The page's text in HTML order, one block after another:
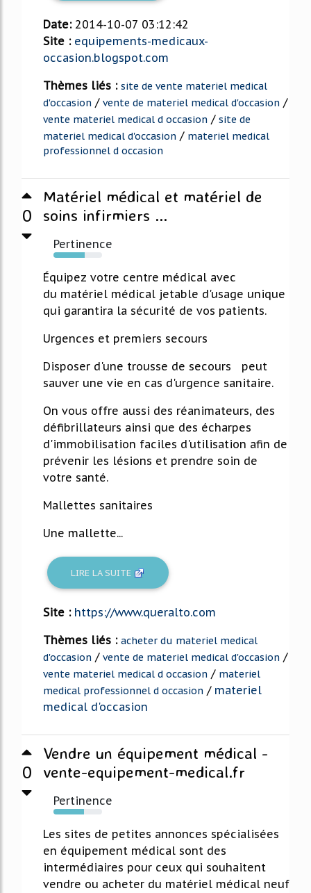
Date: 2014-10-07 03:12:42
Site : equipements-medicaux-
occasion.blogspot.com
Thèmes liés : site de vente materiel medical
d'occasion / vente de materiel medical d'occasion /
vente materiel medical d occasion / site de
materiel medical d'occasion / materiel medical
professionnel d occasion
0
Matériel médical et matériel de
soins infirmiers ...
Pertinence
64%
Équipez votre centre médical avec
du matériel médical jetable d'usage unique
qui garantira la sécurité de vos patients.
Urgences et premiers secours
Disposer d'une trousse de secours peut
sauver une vie en cas d'urgence sanitaire.
On vous offre aussi des réanimateurs, des
défibrillateurs ainsi que des écharpes
d'immobilisation faciles d'utilisation afin de
prévenir les lésions et prendre soin de
votre santé.
Mallettes sanitaires
Une mallette...
LIRE LA SUITE
Site : https://www.queralto.com
Thèmes liés : acheter du materiel medical
d'occasion / vente de materiel medical d'occasion /
vente materiel medical d occasion / materiel
medical professionnel d occasion / materiel
medical d'occasion
0
Vendre un équipement médical -
vente-equipement-medical.fr
Pertinence
63%
Les sites de petites annonces spécialisées
en équipement médical sont des
intermédiaires pour ceux qui souhaitent
vendre ou acheter du matériel médical neuf